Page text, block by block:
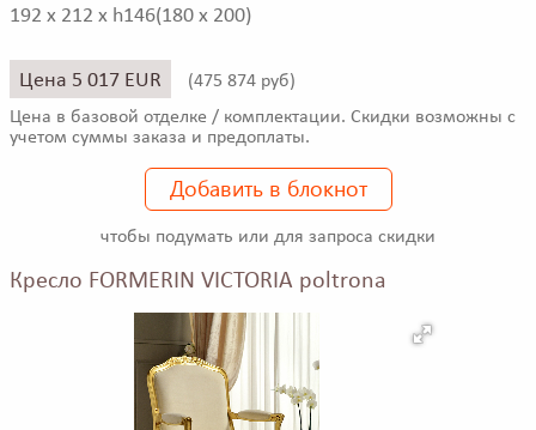
192 x 212 x h146(180 x 200)
Цена 5 017 EUR (475 874 руб)
Цена в базовой отделке / комплектации. Скидки возможны с
учетом суммы заказа и предоплаты.
Добавить в блокнот
чтобы подумать или для запроса скидки
Кресло FORMERIN VICTORIA poltrona